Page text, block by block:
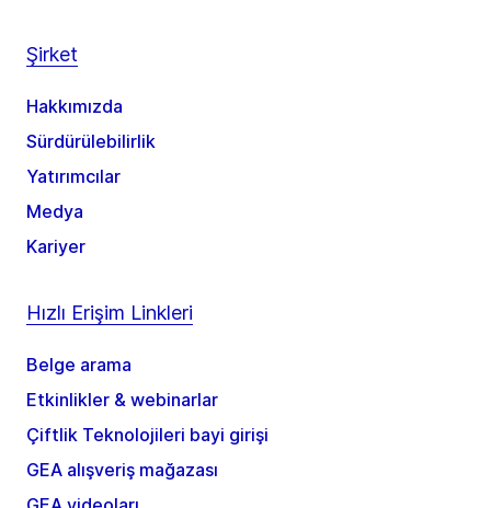
Şirket
Hakkımızda
Sürdürülebilirlik
Yatırımcılar
Medya
Kariyer
Hızlı Erişim Linkleri
Belge arama
Etkinlikler & webinarlar
Çiftlik Teknolojileri bayi girişi
GEA alışveriş mağazası